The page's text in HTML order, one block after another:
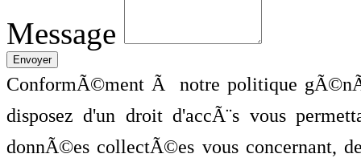
Message
ConformÃ©ment Ã notre politique
disposez d'un droit d'accÃ¨s vous
donnÃ©es collectÃ©es vous concernant,